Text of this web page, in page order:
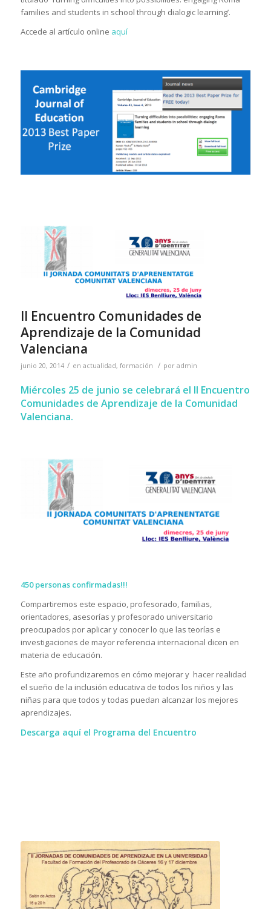
families and students in school through dialogic learning’.
Accede al artículo online aquí
II Encuentro Comunidades de
Aprendizaje de la Comunidad
Valenciana
junio 20, 2014 / en actualidad, formación / por admin
Miércoles 25 de junio se celebrará el II Encuentro
Comunidades de Aprendizaje de la Comunidad
Valenciana.
450 personas confirmadas!!!
Compartiremos este espacio, profesorado, familias,
orientadores, asesorías y profesorado universitario
preocupados por aplicar y conocer lo que las teorías e
investigaciones de mayor referencia internacional dicen en
materia de educación.
Este año profundizaremos en cómo mejorar y hacer realidad
el sueño de la inclusión educativa de todos los niños y las
niñas para que todos y todas puedan alcanzar los mejores
aprendizajes.
Descarga aquíel Programa del Encuentro